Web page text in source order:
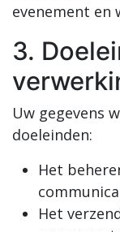
evenement en
3.
Uw gegevens
doeleinden:
Het
Het